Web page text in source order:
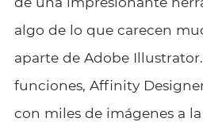
algo de lo que carecen
aparte de Adobe
funciones, Affinity
con miles de imágenes a